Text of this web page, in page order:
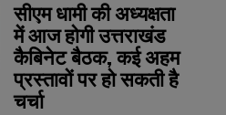
सीएम धामी की अध्यक्षता
में आज होगी उत्तराखंड
कैबिनेट बैठक, कई अहम
प्रस्तावों पर हो सकती है
चर्चा